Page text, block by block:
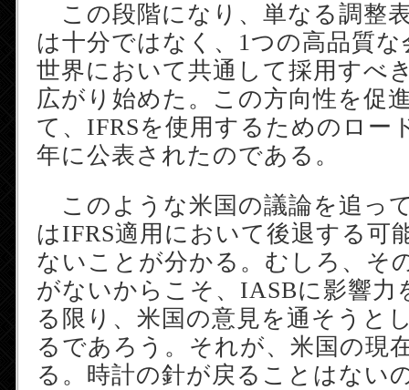
この段階になり、単なる調整
は十分ではなく、1つの高品質
世界において共通して採用すべ
広がり始めた。この方向性を促
て、IFRSを使用するためのロー
年に公表されたのである。
このような米国の議論を追っ
はIFRS適用において後退する可
ないことが分かる。むしろ、そ
がないからこそ、IASBに影響力
る限り、米国の意見を通そうと
るであろう。それが、米国の現
る。時計の針が戻ることはない